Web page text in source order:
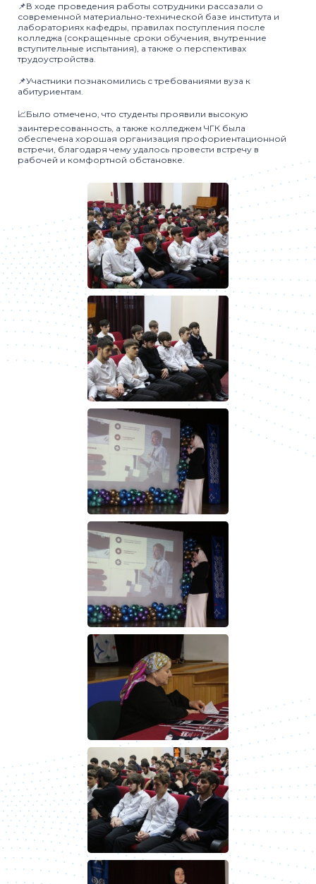
📌В ходе проведения работы сотрудники рассазали о
современной материально-технической базе института и
лабораториях кафедры, правилах поступления после
колледжа (сокращенные сроки обучения, внутренние
вступительные испытания), а также о перспективах
трудоустройства.
📌Участники познакомились с требованиями вуза к
абитуриентам.
📈Было отмечено, что студенты проявили высокую
заинтересованность, а также колледжем ЧГК была
обеспечена хорошая организация профориентационной
встречи, благодаря чему удалось провести встречу в
рабочей и комфортной обстановке.